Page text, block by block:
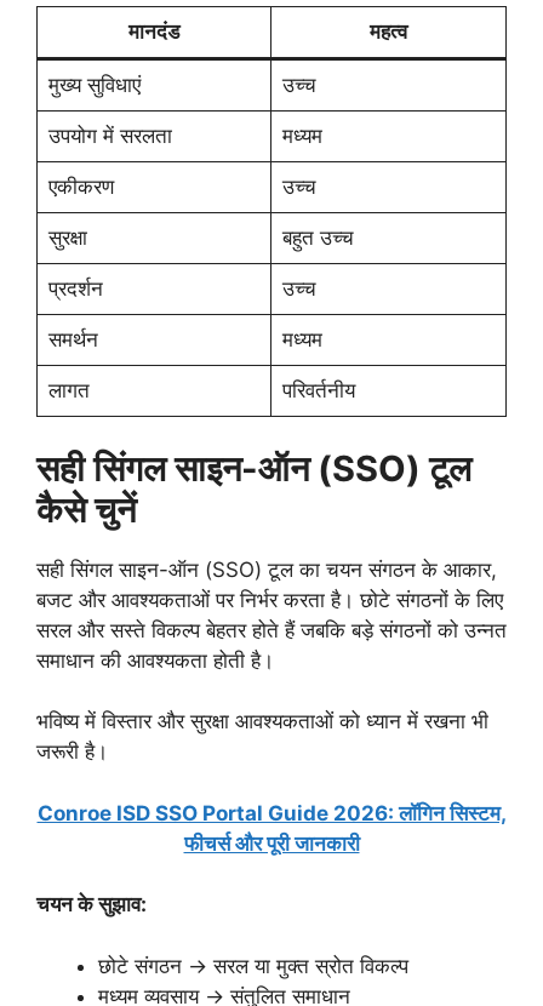
मानदंड महत्व
मुख्य सुविधाएं उच्च
उपयोग में सरलता मध्यम
एकीकरण उच्च
सुरक्षा बहुत उच्च
प्रदर्शन उच्च
समर्थन मध्यम
लागत परिवर्तनीय
सही सिंगल साइन-ऑन (SSO) टूल
कैसे चुनें
सही सिंगल साइन-ऑन (SSO) टूल का चयन संगठन के आकार,
बजट और आवश्यकताओं पर निर्भर करता है। छोटे संगठनों के लिए
सरल और सस्ते विकल्प बेहतर होते हैं जबकि बड़े संगठनों को उन्नत
समाधान की आवश्यकता होती है।
भविष्य में विस्तार और सुरक्षा आवश्यकताओं को ध्यान में रखना भी
जरूरी है।
Conroe ISD SSO Portal Guide 2026: लॉगिन सिस्टम,
फीचर्स और पूरी जानकारी
चयन के सुझाव:
छोटे संगठन → सरल या मुक्त स्रोत विकल्प
मध्यम व्यवसाय → संतुलित समाधान